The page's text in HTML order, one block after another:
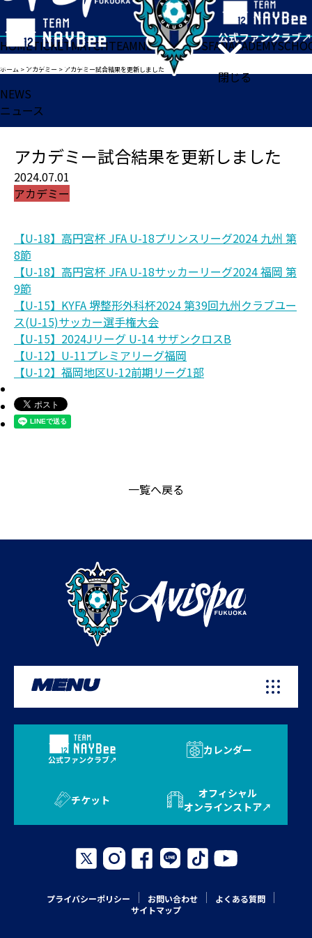
閉じる
HOMETICKETMATCHTEAMNEWSGOODSFANACADEMY
ホーム > アカデミー > アカデミー試合結果を更新しました
NEWS
ニュース
アカデミー試合結果を更新しました
2024.07.01
アカデミー
【U-18】高円宮杯 JFA U-18プリンスリーグ2024 九州 第
8節
【U-18】高円宮杯 JFA U-18サッカーリーグ2024 福岡 第
9節
【U-15】KYFA 堺整形外科杯2024 第39回九州クラブユー
ス(U-15)サッカー選手権大会
【U-15】2024Jリーグ U-14 サザンクロスB
【U-12】U-11プレミアリーグ福岡
【U-12】福岡地区U-12前期リーグ1部
一覧へ戻る
MENU
公式ファンクラブ
カレンダー
チケット
オフィシャル
オンラインストア
プライバシーポリシー お問い合わせ
よくある質問
サイトマップ